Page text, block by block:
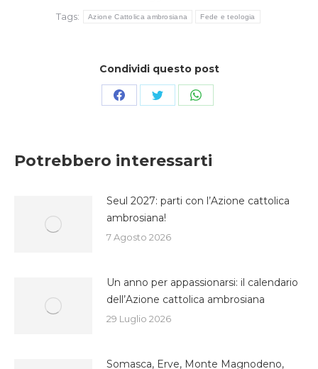
Tags:
Azione Cattolica ambrosiana Fede e teologia
Condividi questo post
CondividiCondividiCondividi
Potrebbero interessarti
Seul 2027: parti con l’Azione cattolica
ambrosiana!
7 Agosto 2026
Un anno per appassionarsi: il calendario
dell’Azione cattolica ambrosiana
29 Luglio 2026
Somasca, Erve, Monte Magnodeno,